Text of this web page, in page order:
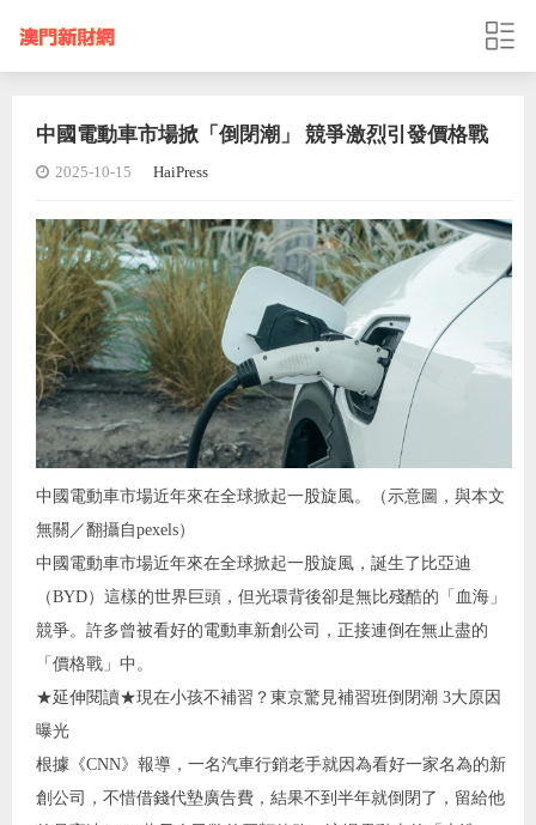
中國電動車市場掀「倒閉潮」 競爭激烈引發價格戰
2025-10-15 HaiPress
中國電動車市場近年來在全球掀起一股旋風。（示意圖，與本文
無關／翻攝自pexels）
中國電動車市場近年來在全球掀起一股旋風，誕生了比亞迪
（BYD）這樣的世界巨頭，但光環背後卻是無比殘酷的「血海」
競爭。許多曾被看好的電動車新創公司，正接連倒在無止盡的
「價格戰」中。
★延伸閱讀★現在小孩不補習？東京驚見補習班倒閉潮 3大原因
曝光
根據《CNN》報導，一名汽車行銷老手就因為看好一家名為的新
創公司，不惜借錢代墊廣告費，結果不到半年就倒閉了，留給他